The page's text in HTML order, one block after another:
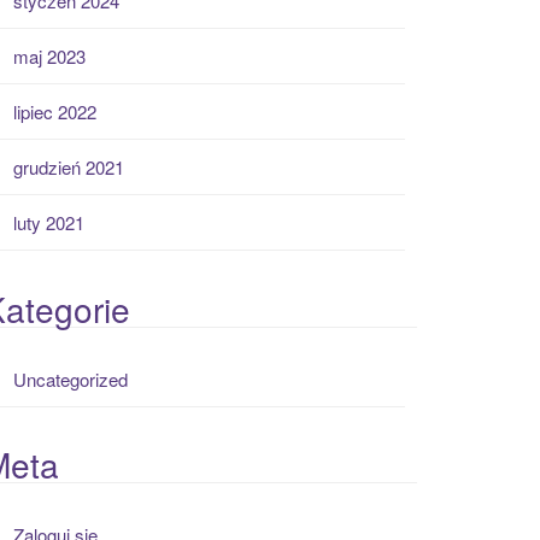
maj 2023
lipiec 2022
grudzień 2021
luty 2021
Uncategorized
Zaloguj się